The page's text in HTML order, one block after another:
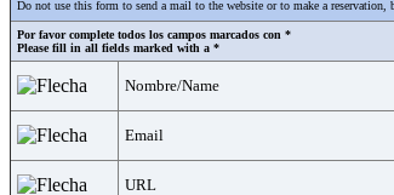
Do not use this form to send a mail to the website or to make a
Por favor complete todos los campos marcados con *
Please fill in all fields marked with a *
Nombre/Name
Email
URL